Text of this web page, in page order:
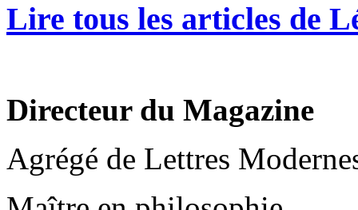
Lire tous les articles de
Directeur du Magazine
Agrégé de Lettres